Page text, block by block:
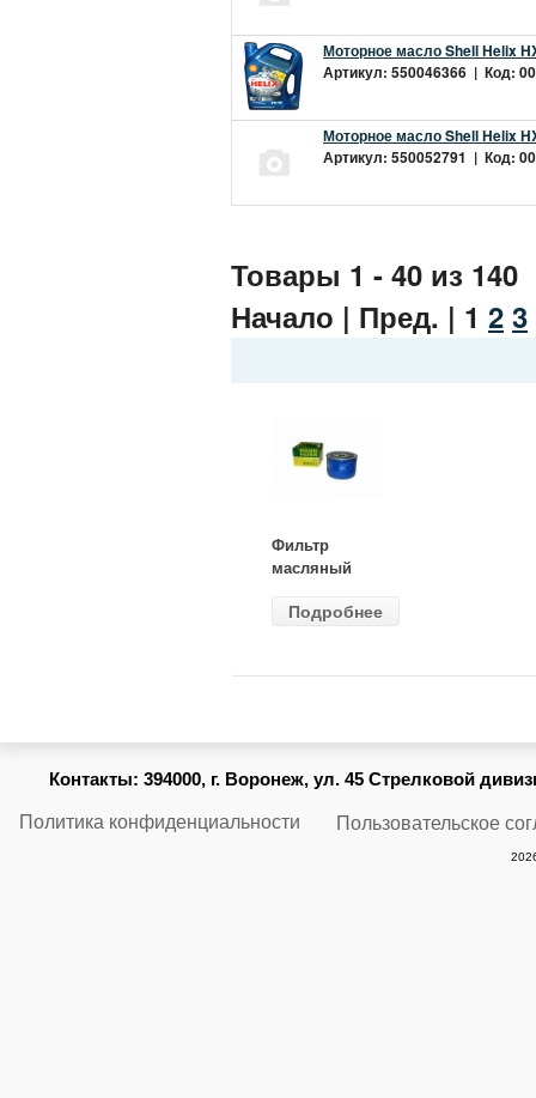
Моторное масло Shell Helix
Артикул: 550046366 | Код:
Моторное масло Shell Helix
Артикул: 550052791 | Код:
Товары 1 - 40 из 140
Начало | Пред. | 1 2 3
Фильтр
масляный
(MANN) W
Подробнее
Контакты: 394000, г. Воронеж, ул. 45 Стрелковой
Политика конфиденциальности Пользовательское